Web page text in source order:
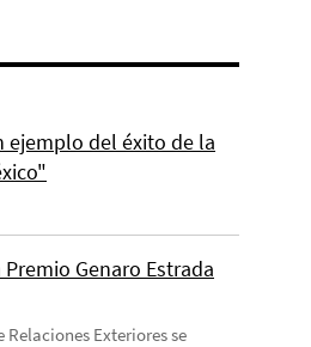
ejemplo del éxito de la
Genaro Estrada
Exteriores se